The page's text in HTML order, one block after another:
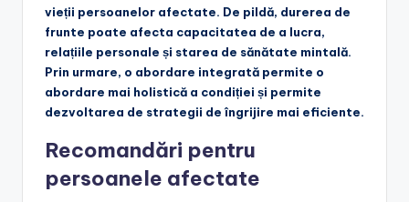
vieții persoanelor afectate. De pildă, durerea de
frunte poate afecta capacitatea de a lucra,
relațiile personale și starea de sănătate mintală.
Prin urmare, o abordare integrată permite o
abordare mai holistică a condiției și permite
dezvoltarea de strategii de îngrijire mai eficiente.
Recomandări pentru
persoanele afectate